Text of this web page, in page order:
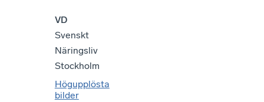
VD
Svenskt
Näringsliv
Stockholm
Högupplösta
bilder